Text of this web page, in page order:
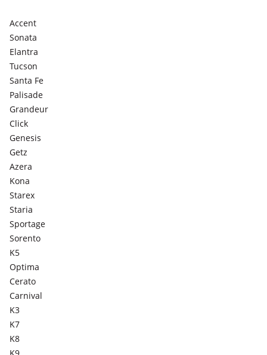
Accent
Sonata
Elantra
Tucson
Santa Fe
Palisade
Grandeur
Click
Genesis
Getz
Azera
Kona
Starex
Staria
Sportage
Sorento
K5
Optima
Cerato
Carnival
K3
K7
K8